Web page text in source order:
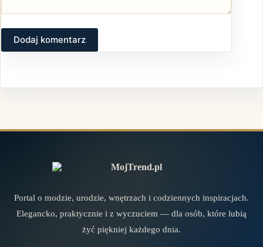
Dodaj komentarz
Portal o modzie, urodzie, wnętrzach i codziennych inspiracjach.
Elegancko, praktycznie i z wyczuciem — dla osób, które lubią
żyć piękniej każdego dnia.